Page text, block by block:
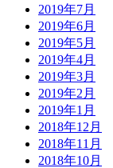
2019年7月
2019年6月
2019年5月
2019年4月
2019年3月
2019年2月
2019年1月
2018年12月
2018年11月
2018年10月